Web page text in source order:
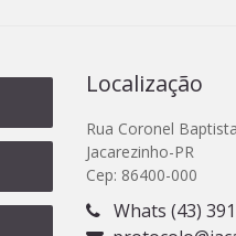
Localização
Rua Coronel
Jacarezinho-PR
Cep: 86400-000
Whats (43)